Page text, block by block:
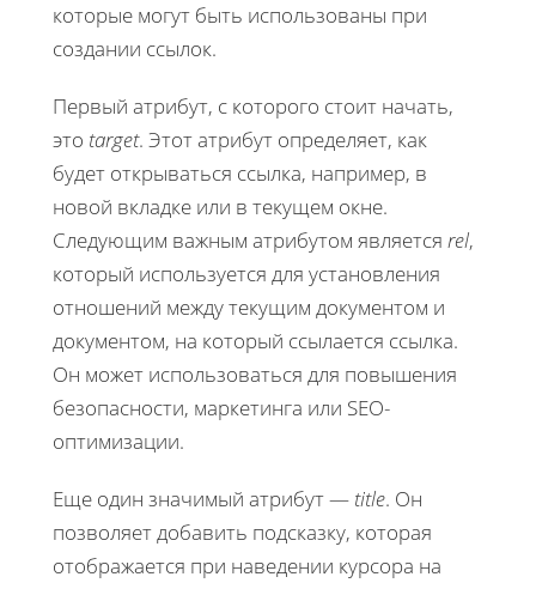
которые могут быть использованы при
создании ссылок.
Первый атрибут, с которого стоит начать,
это target. Этот атрибут определяет, как
будет открываться ссылка, например, в
новой вкладке или в текущем окне.
Следующим важным атрибутом является rel,
который используется для установления
отношений между текущим документом и
документом, на который ссылается ссылка.
Он может использоваться для повышения
безопасности, маркетинга или SEO-
оптимизации.
Еще один значимый атрибут — title. Он
позволяет добавить подсказку, которая
отображается при наведении курсора на